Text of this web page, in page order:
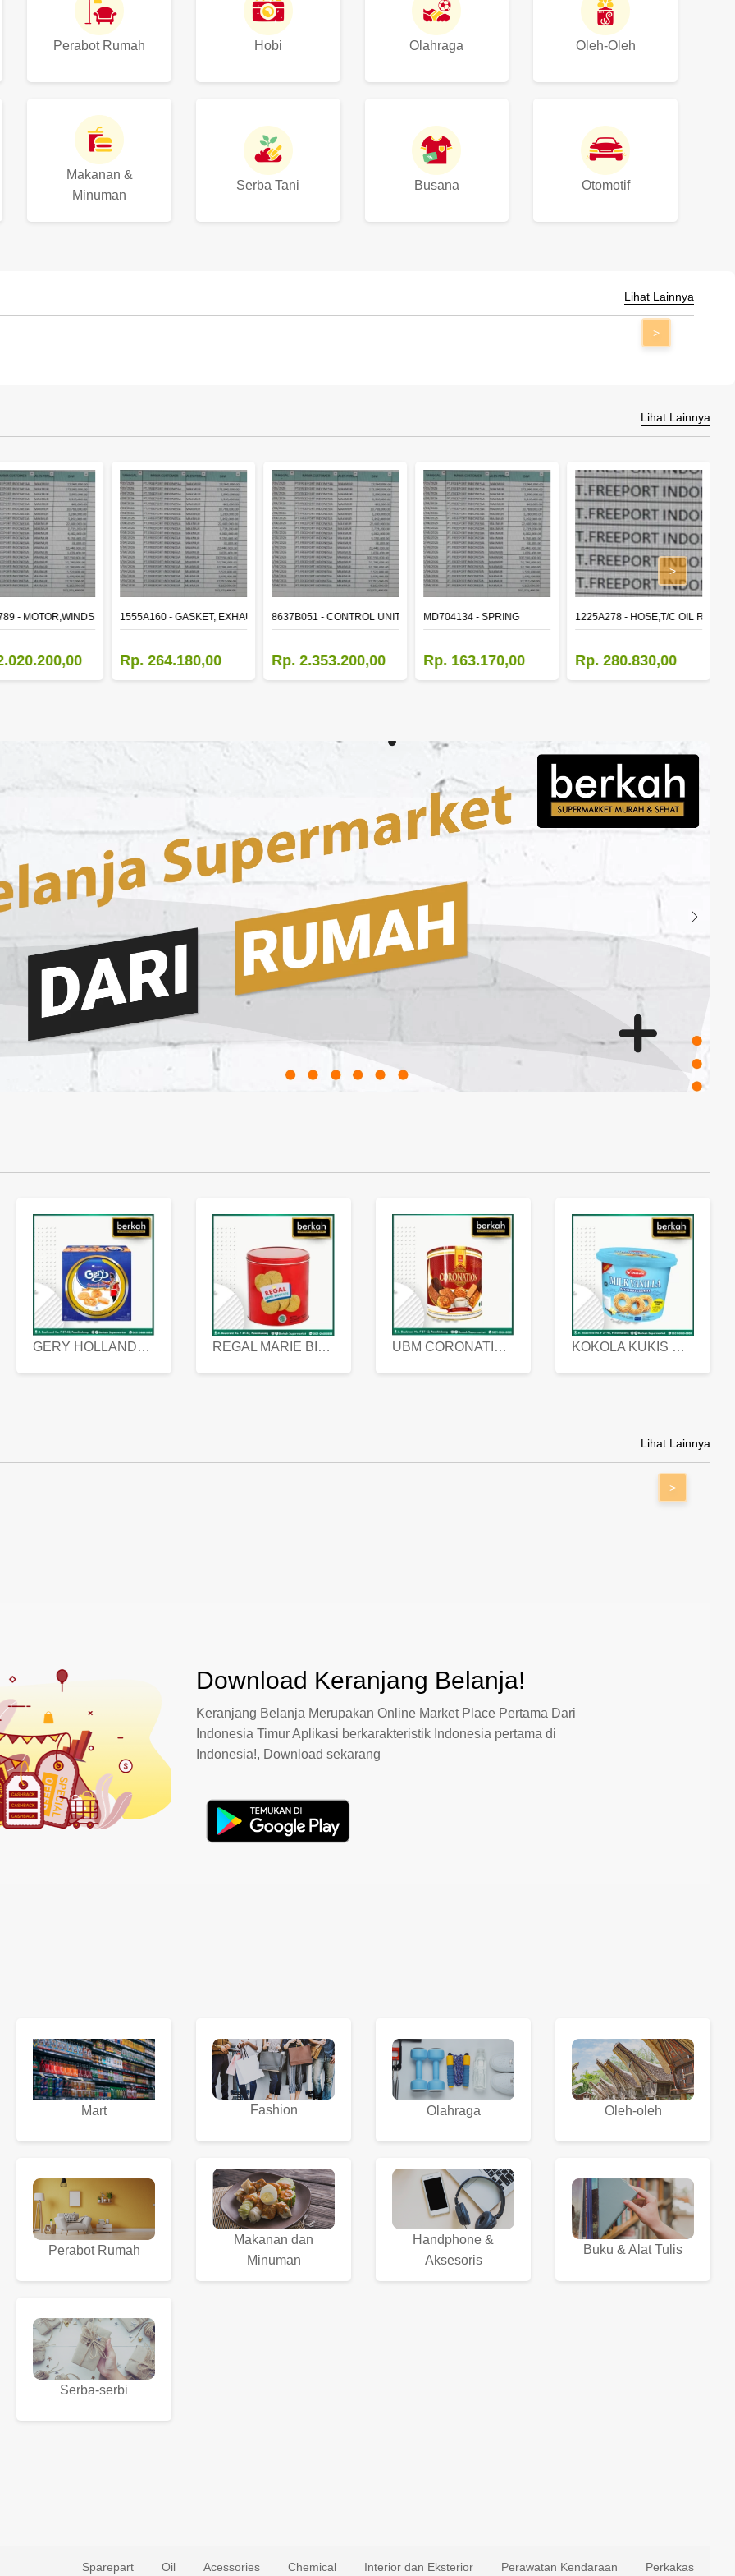
Perabot Rumah Hobi Olahraga Oleh-Oleh
Makanan &
Minuman
Serba Tani Busana Otomotif
Lihat Lainnya
>
Lihat Lainnya
- MOTOR,WINDSHIELD WIPER1555A160 - GASKET, EXHAUST MANIFOLD
Rp. 264.180,00
8637B051 - CONTROL UNIT,TIME & ALARM
Rp. 2.353.200,00
MD704134 - SPRING
Rp. 163.170,00
1225A278 - HOSE,T/C OIL
Rp. 280.830,00
>
GERY HOLLANDA BUTTER COOKIES 450 GRAM REGAL MARIE BISCUIT KALENG 550 GRAM UBM CORONATION ASSORTED BISKUIT KALENG 450 GRAM KOKOLA KUKIS HYGIENIC MILK VANILLA PACK 320 GR
Lihat Lainnya
>
Download Keranjang Belanja!
Keranjang Belanja Merupakan Online Market Place Pertama Dari
Indonesia Timur Aplikasi berkarakteristik Indonesia pertama di
Indonesia!, Download sekarang
Mart Fashion Olahraga Oleh-oleh
Perabot Rumah
Makanan dan
Minuman
Handphone &
Aksesoris
Buku & Alat Tulis
Serba-serbi
Sparepart Oil Acessories Chemical Interior dan Eksterior Perawatan Kendaraan Perkakas